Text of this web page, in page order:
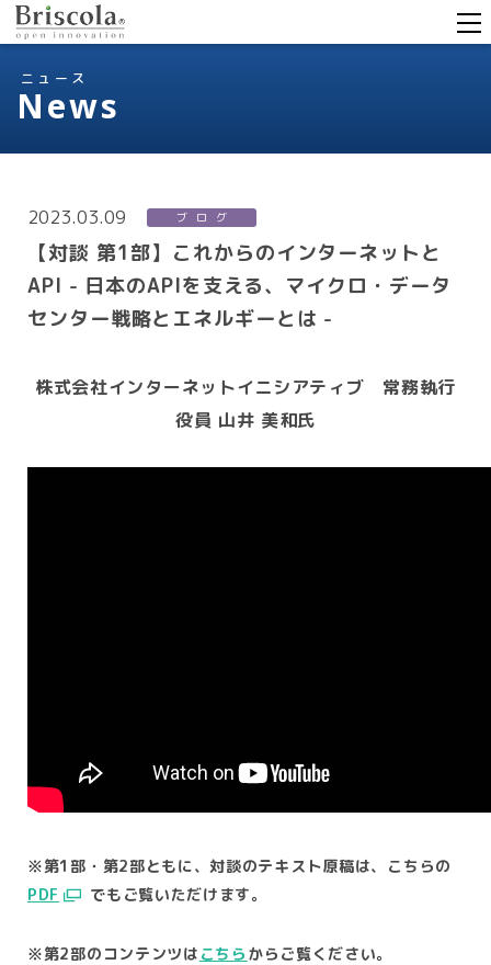
ニュース
News
2023.03.09 ブログ
【対談 第1部】これからのインターネットと
API - 日本のAPIを支える、マイクロ・データ
センター戦略とエネルギーとは -
株式会社インターネットイニシアティブ 常務執行
役員 山井 美和氏
※第1部・第2部ともに、対談のテキスト原稿は、こちらの
PDF
でもご覧いただけます。
※第2部のコンテンツは こちら からご覧ください。